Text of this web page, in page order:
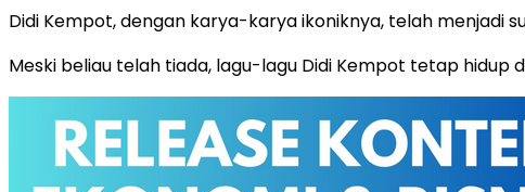
Didi Kempot, dengan karya-karya ikoniknya, telah menjadi
Meski beliau telah tiada, lagu-lagu Didi Kempot tetap hidup